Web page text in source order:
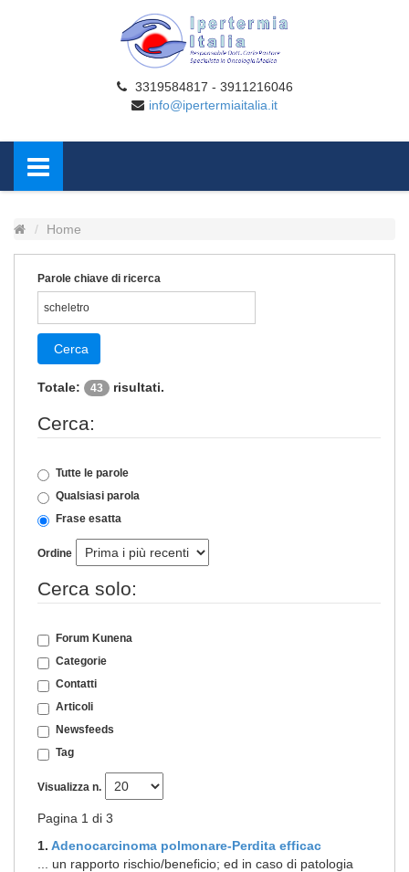
3319584817 - 3911216046
info@ipertermiaitalia.it
Home
Parole chiave di ricerca
Cerca
Totale: 43 risultati.
Cerca:
Tutte le parole
Qualsiasi parola
Frase esatta
Ordine
Cerca solo:
Forum Kunena
Categorie
Contatti
Articoli
Newsfeeds
Tag
Visualizza n.
Pagina 1 di 3
1. Adenocarcinoma polmonare-Perdita efficac
... un rapporto rischio/beneficio; ed in caso di patologia